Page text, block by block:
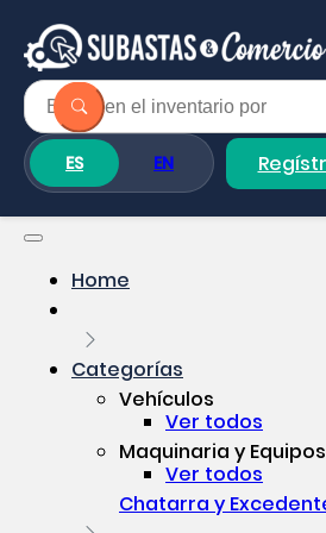
ES EN
Home
Categorías
Vehículos
Ver todos
Maquinaria y Equipos
Ver todos
Chatarra y